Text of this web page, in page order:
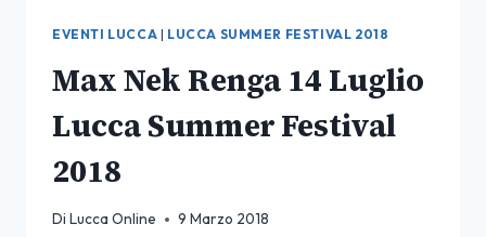
EVENTI LUCCA | LUCCA SUMMER FESTIVAL 2018
Max Nek Renga 14 Luglio
Lucca Summer Festival
2018
Di Lucca Online 9 Marzo 2018